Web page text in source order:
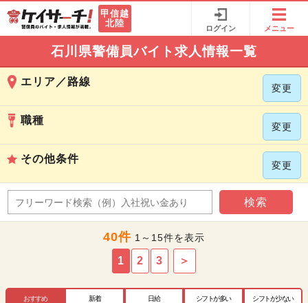
甲信越
北陸
ログイン メニュー
石川県警備員バイト求人情報一覧
エリア／路線
変更
職種
変更
その他条件
変更
検索
40件 1～15件を表示
1 2 3 ＞
おすすめ 新着 日給 シフトが多い シフトが少ない